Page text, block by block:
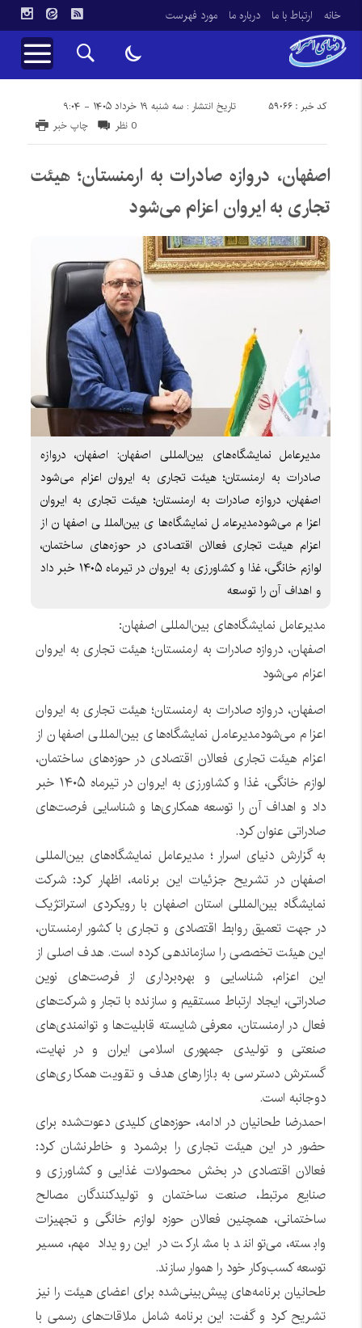
خانه ارتباط با ما درباره ما مورد فهرست
تاریخ انتشار : سه شنبه ۱۹ خرداد ۱۴۰۵ - ۹:۰۴ کد خبر : 59066
چاپ خبر 0 نظر
اصفهان، دروازه صادرات به ارمنستان؛ هیئت
تجاری به ایروان اعزام می‌شود
مدیرعامل نمایشگاه‌های بین‌المللی اصفهان: اصفهان، دروازه
صادرات به ارمنستان؛ هیئت تجاری به ایروان اعزام می‌شود
اصفهان، دروازه صادرات به ارمنستان؛ هیئت تجاری به ایروان
اعزام می‌شودمدیرعامل نمایشگاه‌های بین‌المللی اصفهان از
اعزام هیئت تجاری فعالان اقتصادی در حوزه‌های ساختمان،
لوازم خانگی، غذا و کشاورزی به ایروان در تیرماه ۱۴۰۵ خبر داد
و اهداف آن را توسعه
مدیرعامل نمایشگاه‌های بین‌المللی اصفهان:
اصفهان، دروازه صادرات به ارمنستان؛ هیئت تجاری به ایروان
اعزام می‌شود
اصفهان، دروازه صادرات به ارمنستان؛ هیئت تجاری به ایروان
اعزام می‌شودمدیرعامل نمایشگاه‌های بین‌المللی اصفهان از
اعزام هیئت تجاری فعالان اقتصادی در حوزه‌های ساختمان،
لوازم خانگی، غذا و کشاورزی به ایروان در تیرماه ۱۴۰۵ خبر
داد و اهداف آن را توسعه همکاری‌ها و شناسایی فرصت‌های
صادراتی عنوان کرد.
به گزارش دنیای اسرار ؛ مدیرعامل نمایشگاه‌های بین‌المللی
اصفهان در تشریح جزئیات این برنامه، اظهار کرد: شرکت
نمایشگاه بین‌المللی استان اصفهان با رویکردی استراتژیک
در جهت تعمیق روابط اقتصادی و تجاری با کشور ارمنستان،
این هیئت تخصصی را سازماندهی کرده است. هدف اصلی از
این اعزام، شناسایی و بهره‌برداری از فرصت‌های نوین
صادراتی، ایجاد ارتباط مستقیم و سازنده با تجار و شرکت‌های
فعال در ارمنستان، معرفی شایسته قابلیت‌ها و توانمندی‌های
صنعتی و تولیدی جمهوری اسلامی ایران و در نهایت،
گسترش دسترسی به بازارهای هدف و تقویت همکاری‌های
دوجانبه است.
احمدرضا طحانیان در ادامه، حوزه‌های کلیدی دعوت‌شده برای
حضور در این هیئت تجاری را برشمرد و خاطرنشان کرد:
فعالان اقتصادی در بخش محصولات غذایی و کشاورزی و
صنایع مرتبط، صنعت ساختمان و تولیدکنندگان مصالح
ساختمانی، همچنین فعالان حوزه لوازم خانگی و تجهیزات
وابسته، می‌توانند با مشارکت در این رویداد مهم، مسیر
توسعه کسب‌وکار خود را هموار سازند.
طحانیان برنامه‌های پیش‌بینی‌شده برای اعضای هیئت را نیز
تشریح کرد و گفت: این برنامه شامل ملاقات‌های رسمی با